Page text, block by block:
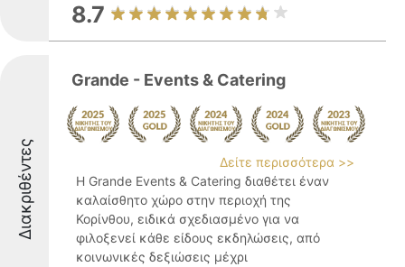
8.7
Διακριθέντες
Grande - Events & Catering
Δείτε περισσότερα >>
Η Grande Events & Catering διαθέτει έναν
καλαίσθητο χώρο στην περιοχή της
Κορίνθου, ειδικά σχεδιασμένο για να
φιλοξενεί κάθε είδους εκδηλώσεις, από
κοινωνικές δεξιώσεις μέχρι